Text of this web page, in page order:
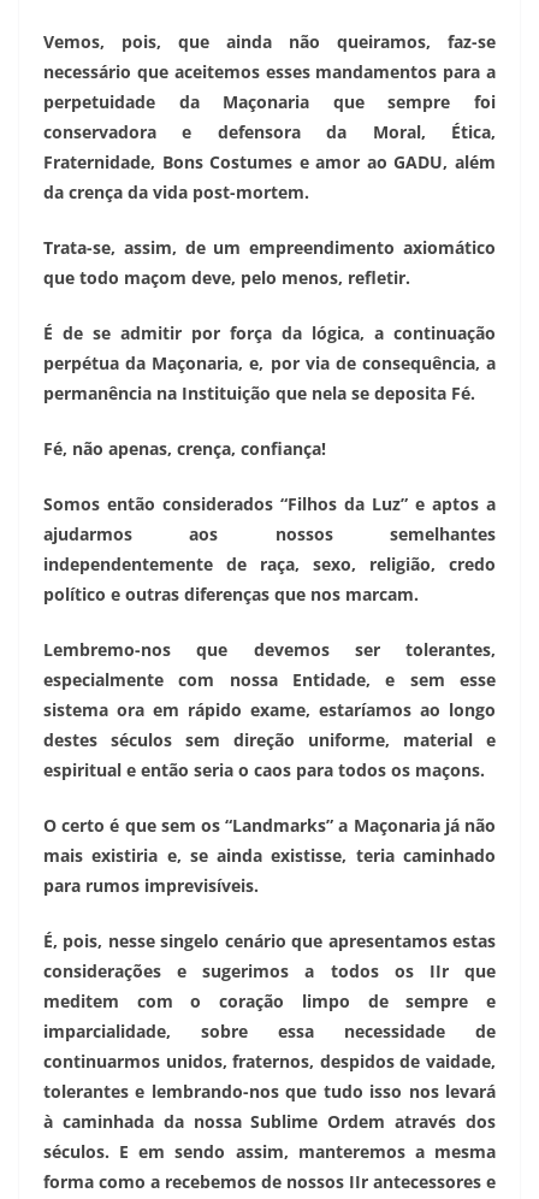
Vemos, pois, que ainda não queiramos, faz-se
necessário que aceitemos esses mandamentos para a
perpetuidade da Maçonaria que sempre foi
conservadora e defensora da Moral, Ética,
Fraternidade, Bons Costumes e amor ao GADU, além
da crença da vida post-mortem.
Trata-se, assim, de um empreendimento axiomático
que todo maçom deve, pelo menos, refletir.
É de se admitir por força da lógica, a continuação
perpétua da Maçonaria, e, por via de consequência, a
permanência na Instituição que nela se deposita Fé.
Fé, não apenas, crença, confiança!
Somos então considerados “Filhos da Luz” e aptos a
ajudarmos aos nossos semelhantes
independentemente de raça, sexo, religião, credo
político e outras diferenças que nos marcam.
Lembremo-nos que devemos ser tolerantes,
especialmente com nossa Entidade, e sem esse
sistema ora em rápido exame, estaríamos ao longo
destes séculos sem direção uniforme, material e
espiritual e então seria o caos para todos os maçons.
O certo é que sem os “Landmarks” a Maçonaria já não
mais existiria e, se ainda existisse, teria caminhado
para rumos imprevisíveis.
É, pois, nesse singelo cenário que apresentamos estas
considerações e sugerimos a todos os IIr que
meditem com o coração limpo de sempre e
imparcialidade, sobre essa necessidade de
continuarmos unidos, fraternos, despidos de vaidade,
tolerantes e lembrando-nos que tudo isso nos levará
à caminhada da nossa Sublime Ordem através dos
séculos. E em sendo assim, manteremos a mesma
forma como a recebemos de nossos IIr antecessores e